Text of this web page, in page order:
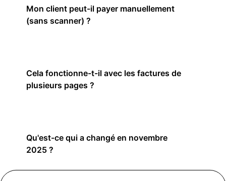
Mon client peut-il payer manuellement
(sans scanner) ?
Cela fonctionne-t-il avec les factures de
plusieurs pages ?
Qu'est-ce qui a changé en novembre
2025 ?